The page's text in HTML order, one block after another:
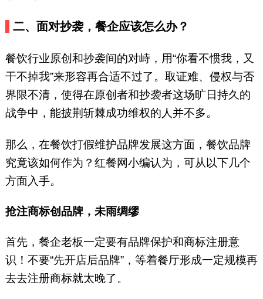
二、面对抄袭，餐企应该怎么办？
餐饮行业原创和抄袭间的对峙，用“你看不惯我，又
干不掉我”来形容再合适不过了。取证难、侵权与否
界限不清，使得在原创者和抄袭者这场旷日持久的
战争中，能披荆斩棘成功维权的人并不多。
那么，在餐饮打假维护品牌发展这方面，餐饮品牌
究竟该如何作为？红餐网小编认为，可从以下几个
方面入手。
抢注商标创品牌，未雨绸缪
首先，餐企老板一定要有品牌保护和商标注册意
识！不要“先开店后品牌”，等着餐厅形成一定规模再
去去注册商标就太晚了。